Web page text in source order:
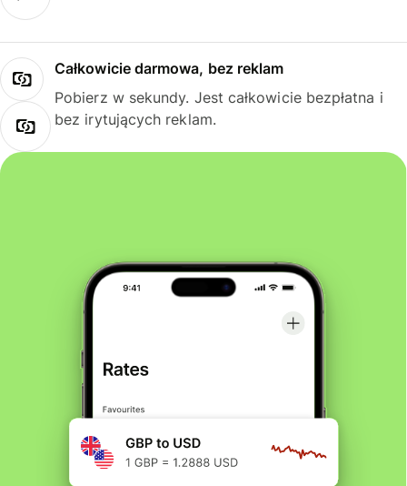
Całkowicie darmowa, bez reklam
Pobierz w sekundy. Jest całkowicie bezpłatna i
bez irytujących reklam.